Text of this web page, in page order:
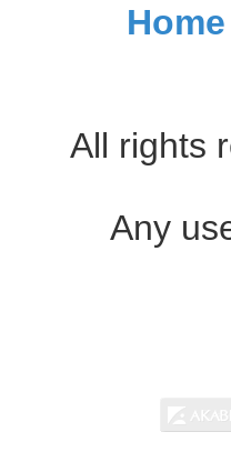
Home
All rights
Any